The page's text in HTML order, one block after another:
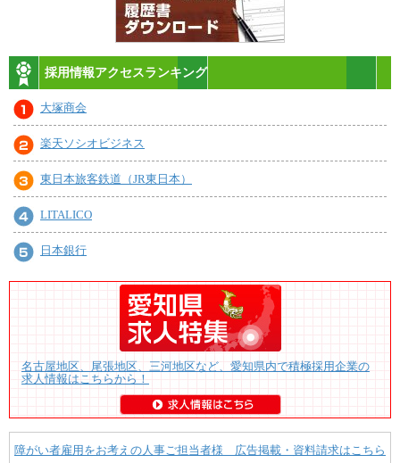
採用情報アクセスランキング
大塚商会
楽天ソシオビジネス
東日本旅客鉄道（JR東日本）
LITALICO
日本銀行
名古屋地区、尾張地区、三河地区など、愛知県内で積極採用企業の
求人情報はこちらから！
障がい者雇用をお考えの人事ご担当者様 広告掲載・資料請求はこちら